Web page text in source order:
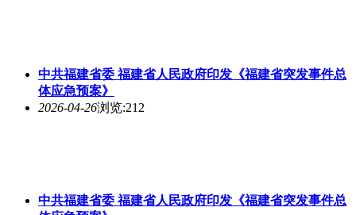
中共福建省委 福建省人民政府印发《福建省突发事件总
体应急预案》
2026-04-26浏览:212
中共福建省委 福建省人民政府印发《福建省突发事件总